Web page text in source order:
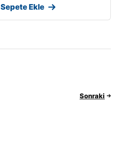
Sepete Ekle
Sonraki